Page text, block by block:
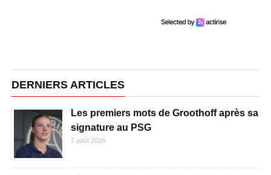
DERNIERS ARTICLES
Les premiers mots de Groothoff après sa
signature au PSG
7 août 2026